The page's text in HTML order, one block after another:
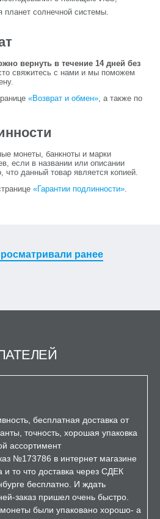
планет солнечной системы.
вернуть в течение 14 дней без
свяжитесь с нами и мы поможем
«Возврат и обмен», а также по
монеты, банкноты и марки
если в названии или описании
что данный товар является копией.
«Гарантии подлинности».
ранее
бесплатная доставка от
точность, хорошая упаковка
ассортимент
№173786 в интернет магазине
и то что доставка через СДЕК
бесплатно. И ждать
заказ пришел очень быстро.
монеты были упаковано хорошо- а